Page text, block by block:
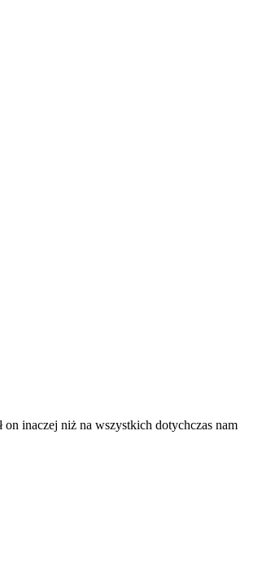
on inaczej niż na wszystkich dotychczas nam